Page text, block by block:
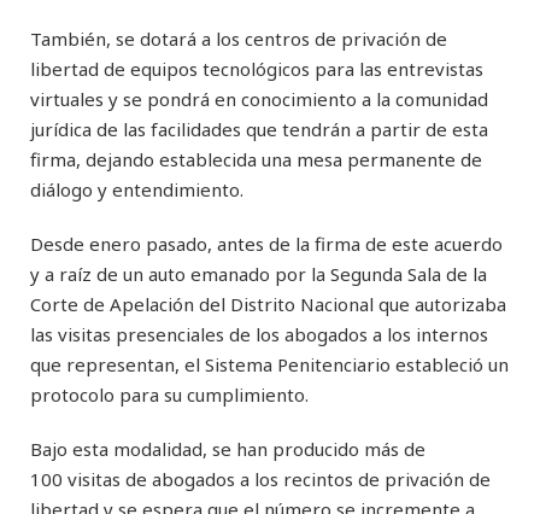
También, se dotará a los centros de privación de
libertad de equipos tecnológicos para las entrevistas
virtuales y se pondrá en conocimiento a la comunidad
jurídica de las facilidades que tendrán a partir de esta
firma, dejando establecida una mesa permanente de
diálogo y entendimiento.
Desde enero pasado, antes de la firma de este acuerdo
y a raíz de un auto emanado por la Segunda Sala de la
Corte de Apelación del Distrito Nacional que autorizaba
las visitas presenciales de los abogados a los internos
que representan, el Sistema Penitenciario estableció un
protocolo para su cumplimiento.
Bajo esta modalidad, se han producido más de
100 visitas de abogados a los recintos de privación de